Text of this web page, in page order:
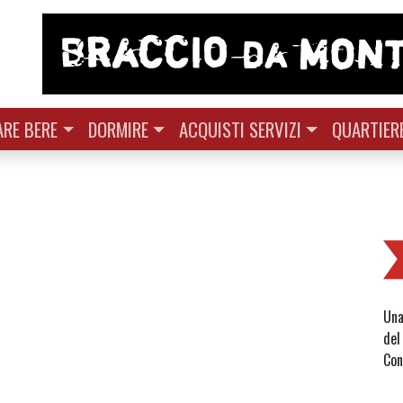
BERE DORMIRE ACQUISTI SERVIZI